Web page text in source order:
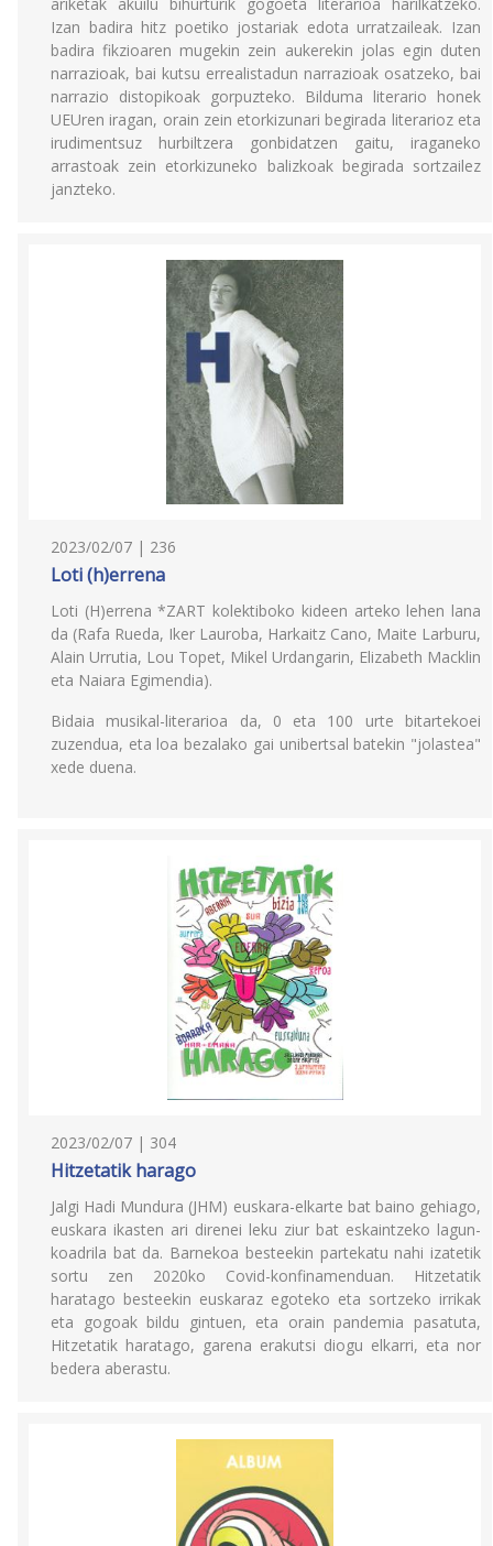
Izan badira hitz poetiko jostariak edota urratzaileak. Izan
badira fikzioaren mugekin zein aukerekin jolas egin duten
narrazioak, bai kutsu errealistadun narrazioak osatzeko, bai
narrazio distopikoak gorpuzteko. Bilduma literario honek
UEUren iragan, orain zein etorkizunari begirada literarioz eta
irudimentsuz hurbiltzera gonbidatzen gaitu, iraganeko
arrastoak zein etorkizuneko balizkoak begirada sortzailez
janzteko.
2023/02/07 | 236
Loti (h)errena
Loti (H)errena *ZART kolektiboko kideen arteko lehen lana
da (Rafa Rueda, Iker Lauroba, Harkaitz Cano, Maite Larburu,
Alain Urrutia, Lou Topet, Mikel Urdangarin, Elizabeth Macklin
eta Naiara Egimendia).
Bidaia musikal-literarioa da, 0 eta 100 urte bitartekoei
zuzendua, eta loa bezalako gai unibertsal batekin "jolastea"
xede duena.
2023/02/07 | 304
Hitzetatik harago
Jalgi Hadi Mundura (JHM) euskara-elkarte bat baino gehiago,
euskara ikasten ari direnei leku ziur bat eskaintzeko lagun-
koadrila bat da. Barnekoa besteekin partekatu nahi izatetik
sortu zen 2020ko Covid-konfinamenduan. Hitzetatik
haratago besteekin euskaraz egoteko eta sortzeko irrikak
eta gogoak bildu gintuen, eta orain pandemia pasatuta,
Hitzetatik haratago, garena erakutsi diogu elkarri, eta nor
bedera aberastu.